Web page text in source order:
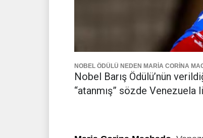
NOBEL ÖDÜLÜ NEDEN MARİA CORİNA
Nobel Barış Ödülü’nün
“atanmış” sözde Venezuela